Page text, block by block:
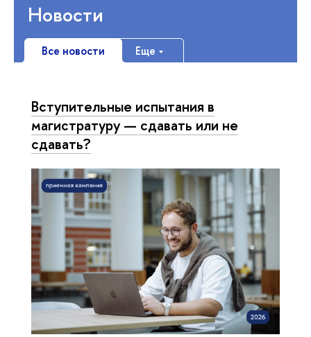
Новости
Все новости Еще
Вступительные испытания в
магистратуру — сдавать или не
сдавать?